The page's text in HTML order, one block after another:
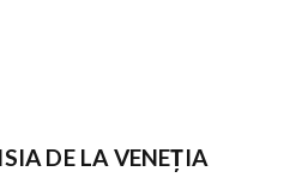
DE LA VENEȚIA